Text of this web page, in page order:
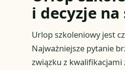
i decyzje
Urlop szkoleniowy jest
Najważniejsze pytanie
związku z kwalifikacjami